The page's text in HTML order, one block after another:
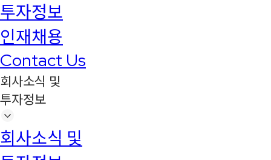
투자정보
인재채용
Contact Us
회사소식 및
투자정보
회사소식 및